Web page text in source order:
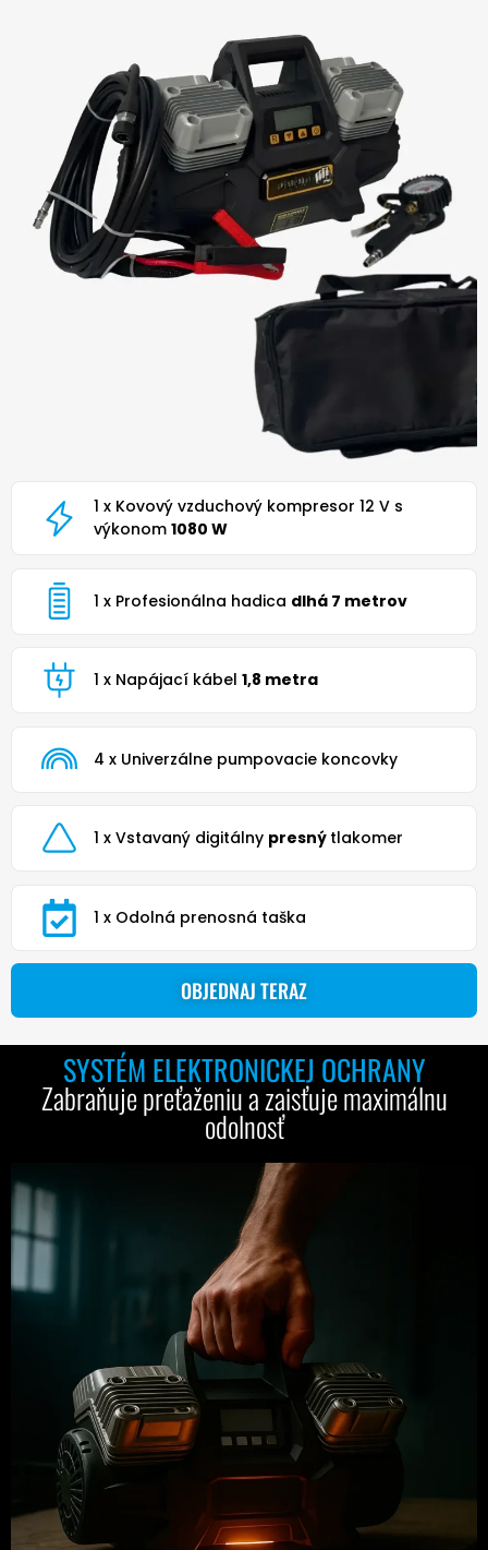
1 x Kovový vzduchový kompresor 12 V s
výkonom 1080 W
1 x Profesionálna hadica dlhá 7 metrov
1 x Napájací kábel 1,8 metra
4 x Univerzálne pumpovacie koncovky
1 x Vstavaný digitálny presný tlakomer
1 x Odolná prenosná taška
OBJEDNAJ TERAZ
SYSTÉM ELEKTRONICKEJ OCHRANY
Zabraňuje preťaženiu a zaisťuje maximálnu
odolnosť